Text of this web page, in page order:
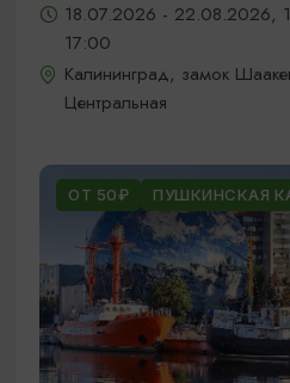
18.07.2026 - 22.08.2026,
17:00
Калининград, замок
Центральная
ОТ 50₽ ПУШКИНСКАЯ